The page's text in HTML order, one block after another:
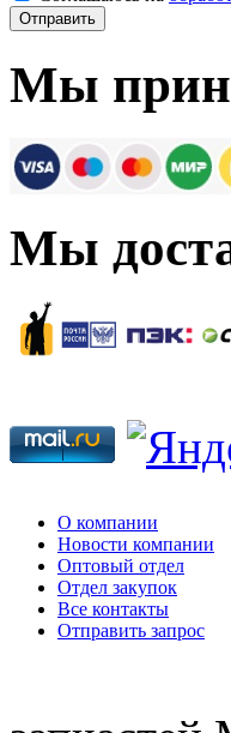
Мы
Мы
О компании
Новости компании
Оптовый отдел
Отдел закупок
Все контакты
Отправить запрос